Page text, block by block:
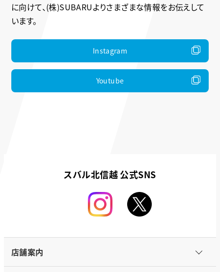
に向けて、(株)SUBARUよりさまざまな情報をお伝えして
います。
Instagram
Youtube
スバル北信越 公式SNS
店舗案内